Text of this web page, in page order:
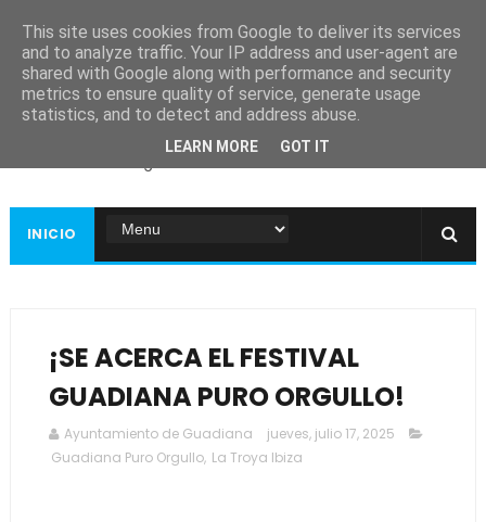
Ayuntamiento de
Guadiana
INICIO
¡SE ACERCA EL FESTIVAL
GUADIANA PURO ORGULLO!
Ayuntamiento de Guadiana
jueves, julio 17, 2025
Guadiana Puro Orgullo, La Troya Ibiza
This site uses cookies from Google to deliver its services
and to analyze traffic. Your IP address and user-agent are
shared with Google along with performance and security
metrics to ensure quality of service, generate usage
statistics, and to detect and address abuse.
LEARN MORE GOT IT